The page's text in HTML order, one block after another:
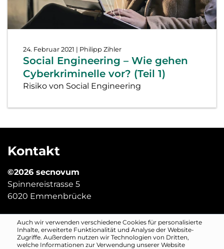
Auch wir verwenden verschiedene Cookies für personalisierte
Inhalte, erweiterte Funktionalität und Analyse der Website-
Zugriffe. Außerdem nutzen wir Technologien von Dritten,
welche Informationen zur Verwendung unserer Website
24. Februar 2021 | Philipp Zihler
Social Engineering – Wie gehen
Cyberkriminelle vor? (Teil 1)
Risiko von Social Engineering
Kontakt
©2026 secnovum
Spinnereistrasse 5
6020 Emmenbrücke
digitalsicher@secnovum.ch